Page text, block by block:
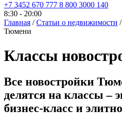
+7 3452 670 777 8 800 3000 140
8:30 - 20:00
Главная / Статьи о недвижимости /
Тюмени
Классы
Все новостройки
делятся на классы –
бизнес-класс и